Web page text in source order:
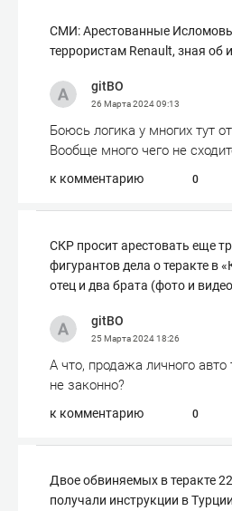
СМИ: Арестованные
террористам Renault, зная об
gitBO
26 Марта 202409:13
Боюсь логика у многих тут
Вообще много чего не
к комментарию 0
СКР просит арестовать еще
фигурантов дела о теракте в
отец и два брата (фото и
gitBO
25 Марта 202418:26
А что, продажа личного авто
не законно?
к комментарию 0
Двое обвиняемых в теракте
получали инструкции в Турции